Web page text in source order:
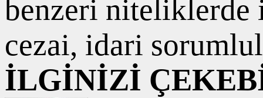
benzeri niteliklerde
cezai, idari
İLGİNİZİ